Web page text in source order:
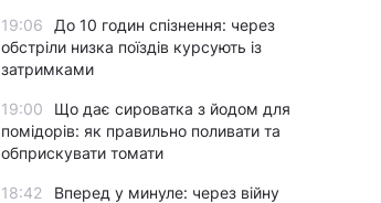
19:06
До 10 годин спізнення: через
обстріли низка поїздів курсують із
затримками
19:00
Що дає сироватка з йодом для
помідорів: як правильно поливати та
обприскувати томати
18:42
Вперед у минуле: через війну